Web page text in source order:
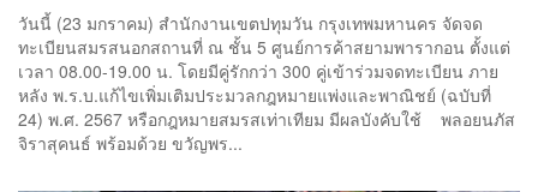
วันนี้ (23 มกราคม) สำนักงานเขตปทุมวัน กรุงเทพมหานคร จัดจด
ทะเบียนสมรสนอกสถานที่ ณ ชั้น 5 ศูนย์การค้าสยามพารากอน ตั้งแต่
เวลา 08.00-19.00 น. โดยมีคู่รักกว่า 300 คู่เข้าร่วมจดทะเบียน ภาย
หลัง พ.ร.บ.แก้ไขเพิ่มเติมประมวลกฎหมายแพ่งและพาณิชย์ (ฉบับที่
24) พ.ศ. 2567 หรือกฎหมายสมรสเท่าเทียม มีผลบังคับใช้ พลอยนภัส
จิราสุคนธ์ พร้อมด้วย ขวัญพร...